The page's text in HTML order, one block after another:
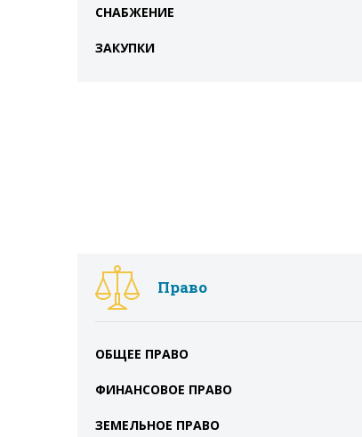
СНАБЖЕНИЕ
ЗАКУПКИ
Право
ОБЩЕЕ ПРАВО
ФИНАНСОВОЕ ПРАВО
ЗЕМЕЛЬНОЕ ПРАВО